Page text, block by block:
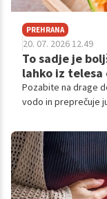
PREHRANA
20. 07. 2026 12.49
To sadje je
lahko iz
Pozabite na drage
vodo in preprečuje